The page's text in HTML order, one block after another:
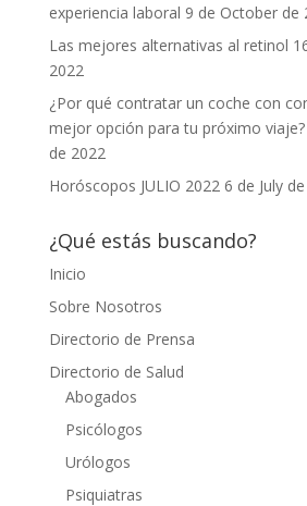
experiencia laboral 9 de October de
Las mejores alternativas al retinol
2022
¿Por qué contratar un coche con
mejor opción para tu próximo viaje?
de 2022
Horóscopos JULIO 2022 6 de July
¿Qué estás buscando?
Inicio
Sobre Nosotros
Directorio de Prensa
Directorio de Salud
Abogados
Psicólogos
Urólogos
Psiquiatras